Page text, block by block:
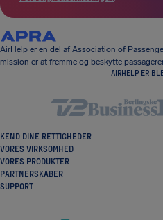
AirHelp er en del af Association of
mission er at fremme og beskytte
AIRHELP ER
KEND DINE RETTIGHEDER
VORES VIRKSOMHED
VORES PRODUKTER
PARTNERSKABER
SUPPORT